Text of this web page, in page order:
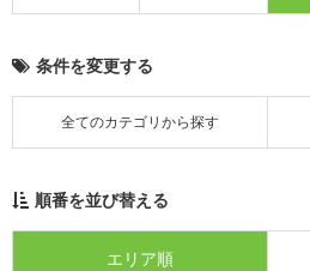
条件を変更する
全てのカテゴリから探す
順番を並び替える
エリア順